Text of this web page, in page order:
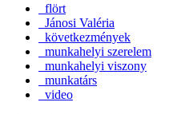
flört
Jánosi Valéria
következmények
munkahelyi szerelem
munkahelyi viszony
munkatárs
video